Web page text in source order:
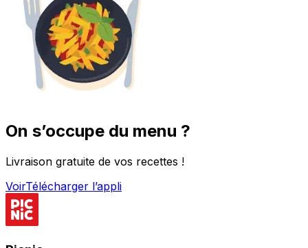
On s’occupe du menu ?
Livraison gratuite de vos recettes !
VoirTélécharger l’appli